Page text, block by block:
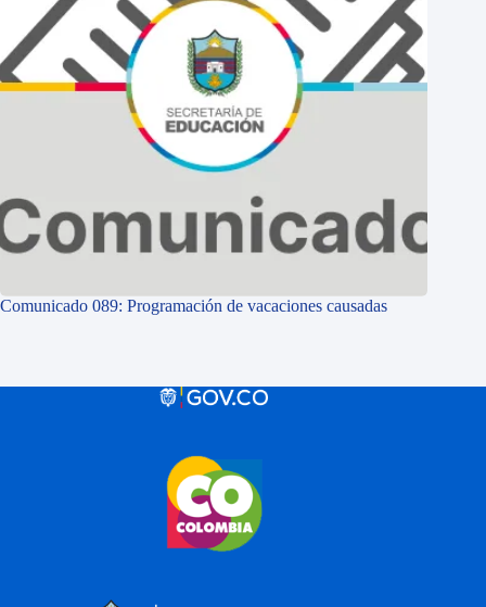
Comunicado 089: Programación de vacaciones causadas